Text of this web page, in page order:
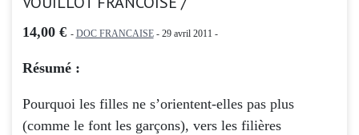
14,00 € - DOC FRANCAISE- 29 avril 2011 -
Résumé :
Pourquoi les filles ne s’orientent-elles pas plus
(comme le font les garçons), vers les filières